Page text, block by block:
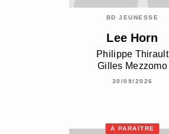
BD JEUNESSE
Lee Horn
Philippe Thirault
Gilles Mezzomo
30/09/2026
À PARAÎTRE